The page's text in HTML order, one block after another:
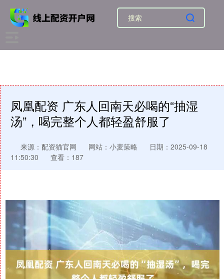
凤凰配资 广东人回南天必喝的“抽湿
汤”，喝完整个人都轻盈舒服了
来源：配资猫官网 网站：小麦策略
日期：2025-09-18
11:50:30
查看：187